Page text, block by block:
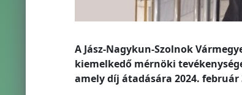
A Jász-Nagykun-Szolnok
kiemelkedő mérnöki
amely díj átadására 2024.